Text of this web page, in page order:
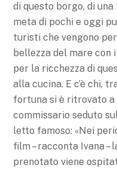
di questo borgo, di una
meta di pochi e oggi
turisti che vengono
bellezza del mare con
per la ricchezza di
alla cucina. E c’è chi,
fortuna si è ritrovato a
commissario seduto
letto famoso: «Nei
film – racconta Ivana –
prenotato viene